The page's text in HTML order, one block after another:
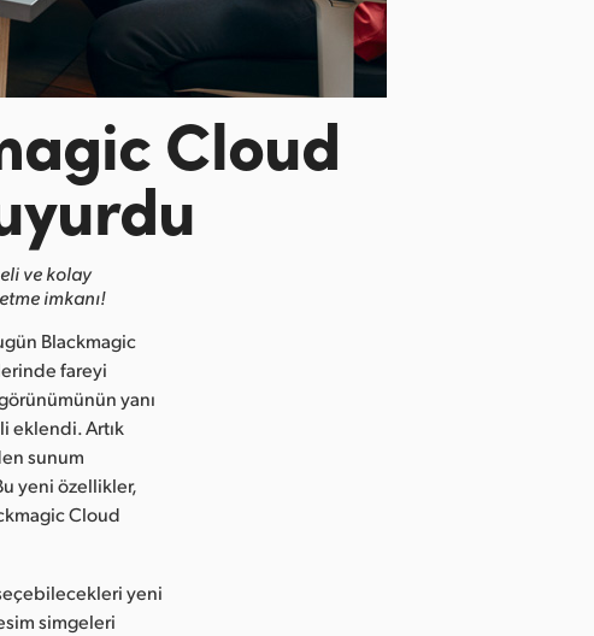
Cloud
ve kolay
imkanı!
Blackmagic
fareyi
yanı
eklendi. Artık
sunum
yeni özellikler,
Cloud
yeni
simgeleri